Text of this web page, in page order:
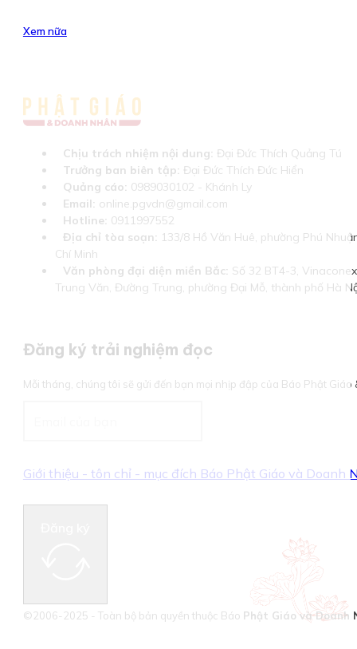
Xem nữa
Chịu trách nhiệm nội dung: Đại Đức Thích Quảng Tú
Trưởng ban biên tập: Đại Đức Thích Đức Hiển
Quảng cáo: 0989030102 - Khánh Ly
Email: online.pgvdn@gmail.com
Hotline: 0911997552
Địa chỉ tòa soạn: 133/8 Hồ Văn Huê, phường Phú
Chí Minh
Văn phòng đại diện miền Bắc: Số 32 BT4-3,
Trung Văn, Đường Trung, phường Đại Mỗ, thành phố Hà
Đăng ký trải nghiệm đọc
Mỗi tháng, chúng tôi sẽ gửi đến bạn mọi nhịp đập của Báo Phật Giáo
Giới thiệu - tôn chỉ - mục đích Báo Phật Giáo và Doanh
©2006-2025 - Toàn bộ bản quyền thuộc Báo Phật Giáo và Doanh